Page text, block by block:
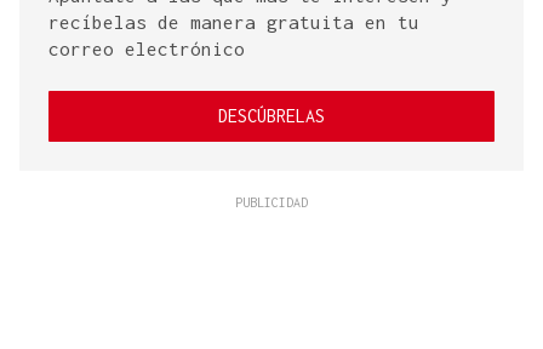
recíbelas de manera gratuita en tu
correo electrónico
DESCÚBRELAS